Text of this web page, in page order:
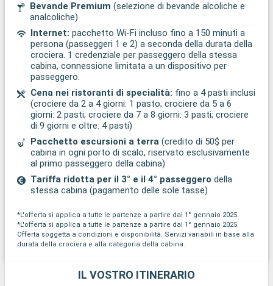
Bevande Premium (selezione di bevande alcoliche e
analcoliche)
Internet: pacchetto Wi-Fi incluso fino a 150 minuti a
persona (passeggeri 1 e 2) a seconda della durata della
crociera. 1 credenziale per passeggero della stessa
cabina, connessione limitata a un dispositivo per
passeggero.
Cena nei ristoranti di specialità: fino a 4 pasti inclusi
(crociere da 2 a 4 giorni: 1 pasto; crociere da 5 a 6
giorni: 2 pasti; crociere da 7 a 8 giorni: 3 pasti; crociere
di 9 giorni e oltre: 4 pasti)
Pacchetto escursioni a terra (credito di 50$ per
cabina in ogni porto di scalo, riservato esclusivamente
al primo passeggero della cabina)
Tariffa ridotta per il 3° e il 4° passeggero della
stessa cabina (pagamento delle sole tasse)
*L'offerta si applica a tutte le partenze a partire dal 1° gennaio 2025.
*L'offerta si applica a tutte le partenze a partire dal 1° gennaio 2025.
Offerta soggetta a condizioni e disponibilità. Servizi variabili in base alla
durata della crociera e alla categoria della cabina.
IL VOSTRO ITINERARIO